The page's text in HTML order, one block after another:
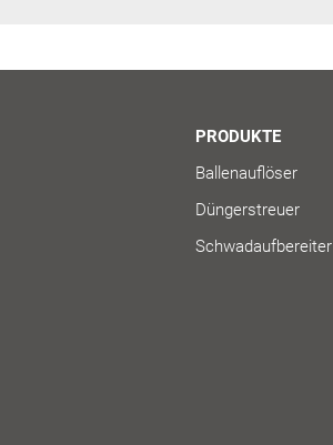
PRODUKTE
Ballenauflöser
Düngerstreuer
Schwadaufbereiter